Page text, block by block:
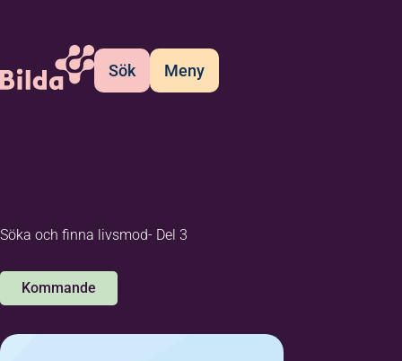
Sök Meny
Söka och finna livsmod- Del 3
Kommande